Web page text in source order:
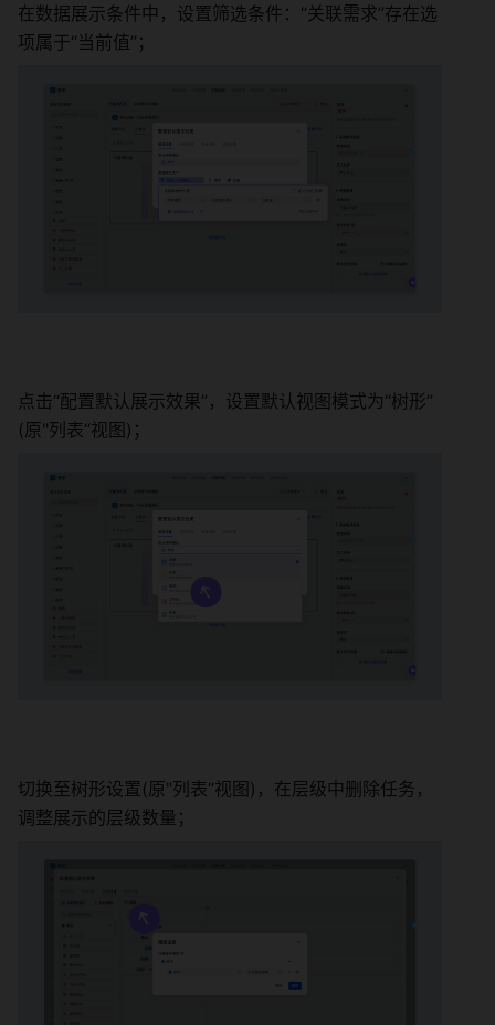
在数据展示条件中，设置筛选条件：“关联需求”存在选
项属于“当前值”；
点击“配置默认展示效果”，设置默认视图模式为“树形”
(原"列表“视图)；
切换至树形设置(原"列表“视图)，在层级中删除任务，
调整展示的层级数量；